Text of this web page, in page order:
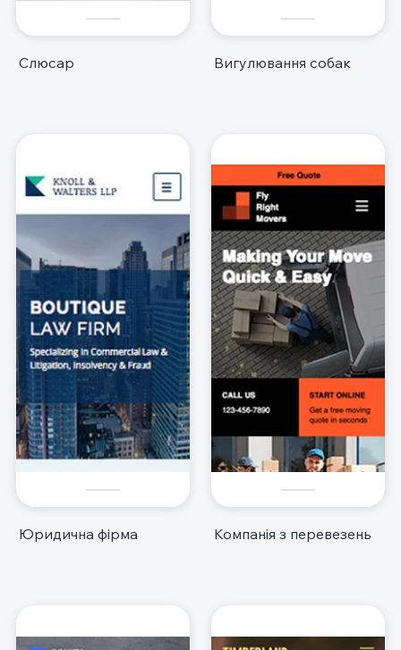
Слюсар Вигулювання собак
Юридична фірма Компанія з перевезень